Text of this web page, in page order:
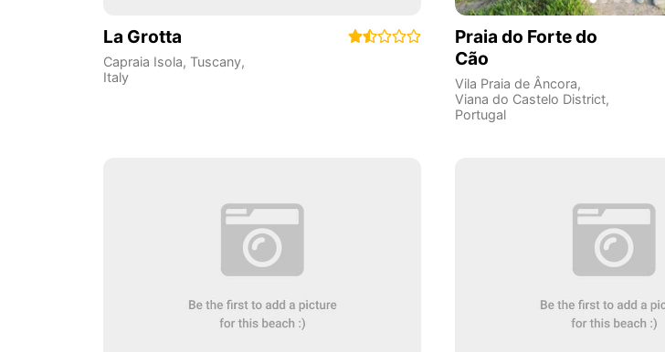
La Grotta
Capraia Isola, Tuscany,
Italy
Praia do Forte do
Cão
Vila Praia de Âncora,
Viana do Castelo District,
Portugal